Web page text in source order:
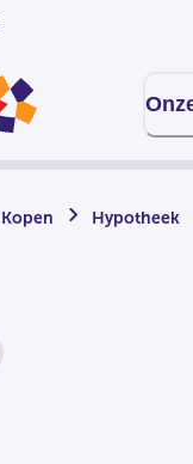
Kopen Hypotheek